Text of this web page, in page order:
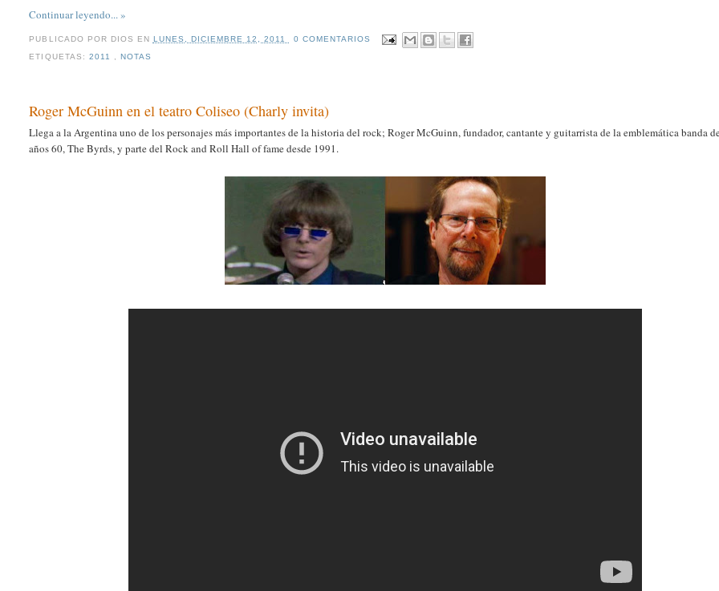
Continuar leyendo... »
PUBLICADO POR DIOS EN LUNES, DICIEMBRE 12, 2011
0 COMENTARIOS
ETIQUETAS: 2011 NOTAS
Roger McGuinn en el teatro Coliseo (Charly invita)
Llega a la Argentina uno de los personajes más importantes de la historia del rock; Roger McGuinn, fundador, cantante y guitarrista de la emblemática banda
años 60, The Byrds, y parte del Rock and Roll Hall of fame desde 1991.